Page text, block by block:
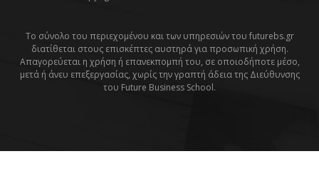
Το σύνολο του περιεχομένου και των υπηρεσιών του futurebs.gr
διατίθεται στους επισκέπτες αυστηρά για προσωπική χρήση.
Απαγορεύεται η χρήση ή επανεκπομπή του, σε οποιοδήποτε μέσο,
μετά ή άνευ επεξεργασίας, χωρίς την γραπτή άδεια της Διεύθυνσης
του Future Business School.